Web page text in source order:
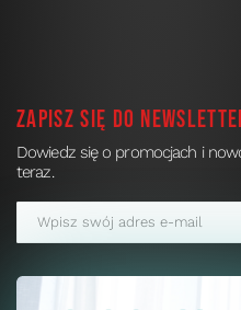
Zapisz się do
Dowiedz się o promocjach i
teraz.